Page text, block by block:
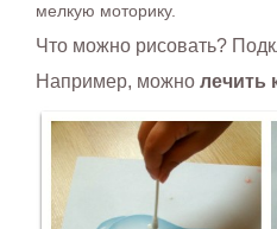
мелкую моторику.
Что можно рисовать?
Например, можно лечить